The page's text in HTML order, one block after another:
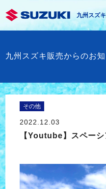
九州スズ
九州スズキ販売からのお
その他
2022.12.03
【Youtube】スペーシ